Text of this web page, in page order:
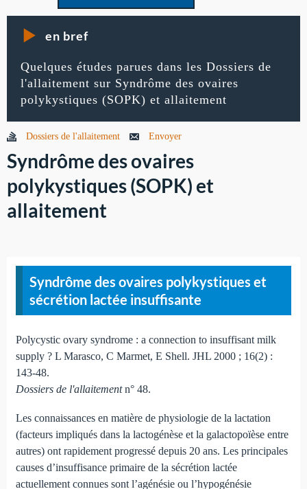
en bref
Quelques études parues dans les Dossiers de
l'allaitement sur Syndrôme des ovaires
polykystiques (SOPK) et allaitement
Dossiers de l'allaitement Envoyer
Syndrôme des ovaires
polykystiques (SOPK) et
allaitement
Syndrôme des ovaires polykystiques et
sécrétion lactée insuffisante
Polycystic ovary syndrome : a connection to insuffisant milk
supply ? L Marasco, C Marmet, E Shell. JHL 2000 ; 16(2) :
143-48.
Dossiers de l'allaitementn° 48.
Les connaissances en matière de physiologie de la lactation
(facteurs impliqués dans la lactogénèse et la galactopoïèse entre
autres) ont rapidement progressé depuis 20 ans. Les principales
causes d’insuffisance primaire de la sécrétion lactée
actuellement connues sont l’agénésie ou l’hypogénésie